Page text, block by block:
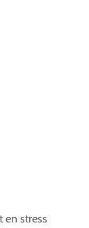
en stress